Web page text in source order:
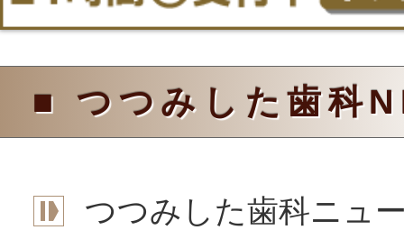
■ つつみした歯科
つつみした歯科ニュ